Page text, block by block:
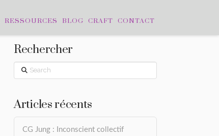
RESSOURCES BLOG CRAFT CONTACT
Rechercher
Search
Articles récents
CG Jung : Inconscient collectif